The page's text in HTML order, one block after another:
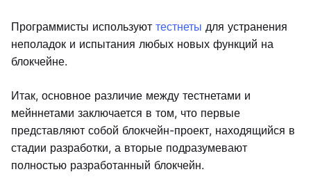
Программисты используют тестнеты для устранения
неполадок и испытания любых новых функций на
блокчейне.
Итак, основное различие между тестнетами и
мейннетами заключается в том, что первые
представляют собой блокчейн-проект, находящийся в
стадии разработки, а вторые подразумевают
полностью разработанный блокчейн.